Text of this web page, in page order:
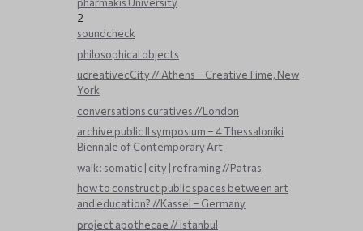
2
soundcheck
philosophical objects
ucreativecCity // Athens – CreativeTime, New
York
conversations curatives //London
archive public ΙΙ symposium – 4 Thessaloniki
Biennale of Contemporary Art
walk: somatic | city | reframing //Patras
how to construct public spaces between art
and education? //Kassel – Germany
project apothecae // Istanbul